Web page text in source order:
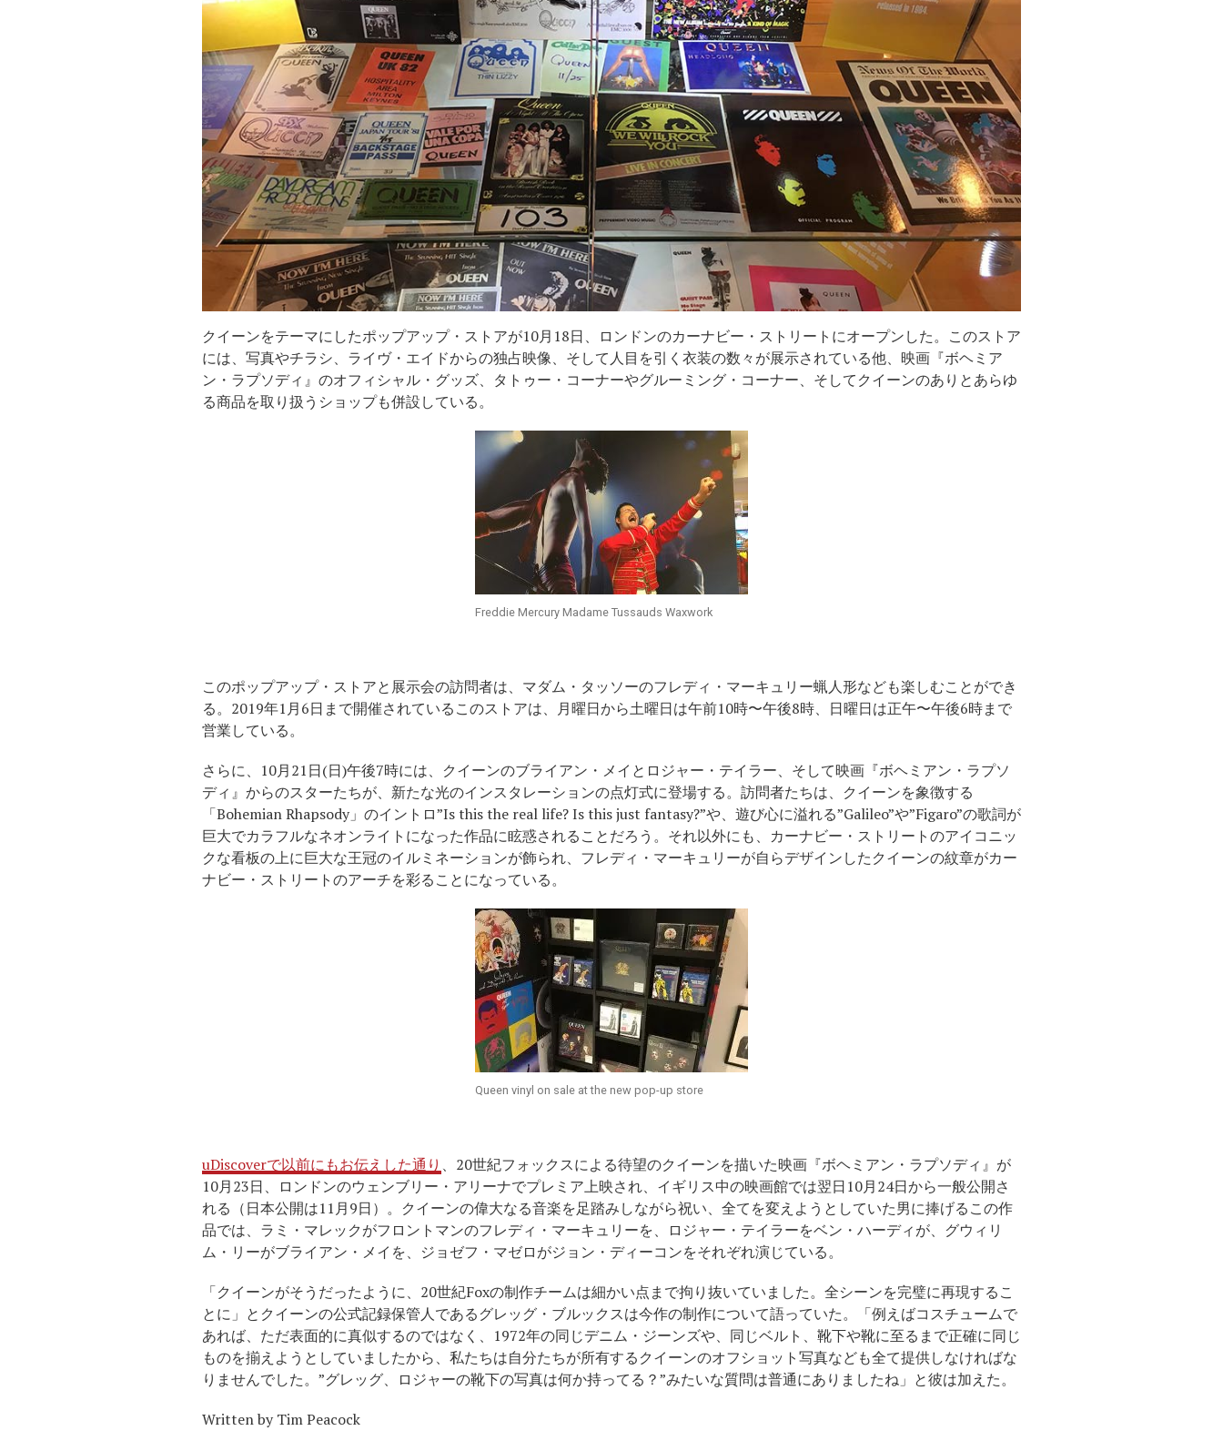
クイーンをテーマにしたポップアップ・ストアが10月18日、ロンドンのカーナビー・ストリートにオープンした。このストア
には、写真やチラシ、ライヴ・エイドからの独占映像、そして人目を引く衣装の数々が展示されている他、映画『ボヘミア
ン・ラプソディ』のオフィシャル・グッズ、タトゥー・コーナーやグルーミング・コーナー、そしてクイーンのありとあらゆ
る商品を取り扱うショップも併設している。
Freddie Mercury Madame Tussauds Waxwork
このポップアップ・ストアと展示会の訪問者は、マダム・タッソーのフレディ・マーキュリー蝋人形なども楽しむことができ
る。2019年1月6日まで開催されているこのストアは、月曜日から土曜日は午前10時〜午後8時、日曜日は正午〜午後6時まで
営業している。
さらに、10月21日(日)午後7時には、クイーンのブライアン・メイとロジャー・テイラー、そして映画『ボヘミアン・ラプソ
ディ』からのスターたちが、新たな光のインスタレーションの点灯式に登場する。訪問者たちは、クイーンを象徴する
「Bohemian Rhapsody」のイントロ”Is this the real life? Is this just fantasy?”や、遊び心に溢れる”Galileo”や”Figaro”の歌詞が
巨大でカラフルなネオンライトになった作品に眩惑されることだろう。それ以外にも、カーナビー・ストリートのアイコニッ
クな看板の上に巨大な王冠のイルミネーションが飾られ、フレディ・マーキュリーが自らデザインしたクイーンの紋章がカー
ナビー・ストリートのアーチを彩ることになっている。
Queen vinyl on sale at the new pop-up store
uDiscoverで以前にもお伝えした通り 、20世紀フォックスによる待望のクイーンを描いた映画『ボヘミアン・ラプソディ』が
10月23日、ロンドンのウェンブリー・アリーナでプレミア上映され、イギリス中の映画館では翌日10月24日から一般公開さ
れる（日本公開は11月9日）。クイーンの偉大なる音楽を足踏みしながら祝い、全てを変えようとしていた男に捧げるこの作
品では、ラミ・マレックがフロントマンのフレディ・マーキュリーを、ロジャー・テイラーをベン・ハーディが、グウィリ
ム・リーがブライアン・メイを、ジョゼフ・マゼロがジョン・ディーコンをそれぞれ演じている。
「クイーンがそうだったように、20世紀Foxの制作チームは細かい点まで拘り抜いていました。全シーンを完璧に再現するこ
とに」とクイーンの公式記録保管人であるグレッグ・ブルックスは今作の制作について語っていた。「例えばコスチュームで
あれば、ただ表面的に真似するのではなく、1972年の同じデニム・ジーンズや、同じベルト、靴下や靴に至るまで正確に同じ
ものを揃えようとしていましたから、私たちは自分たちが所有するクイーンのオフショット写真なども全て提供しなければな
りませんでした。”グレッグ、ロジャーの靴下の写真は何か持ってる？”みたいな質問は普通にありましたね」と彼は加えた。
Written by Tim Peacock